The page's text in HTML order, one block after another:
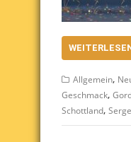
Allgemein,
Geschmack,
Schottland,